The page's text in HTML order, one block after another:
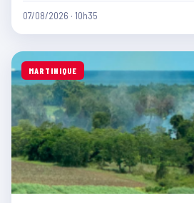
07/08/2026 · 10h35
MARTINIQUE